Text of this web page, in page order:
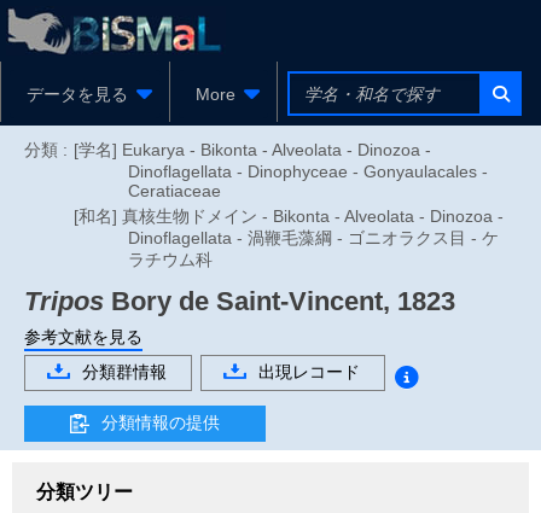
データを見る More
分類 : [学名] Eukarya - Bikonta - Alveolata - Dinozoa -
Dinoflagellata - Dinophyceae - Gonyaulacales -
Ceratiaceae
[和名] 真核生物ドメイン - Bikonta - Alveolata - Dinozoa -
Dinoflagellata - 渦鞭毛藻綱 - ゴニオラクス目 - ケ
ラチウム科
Tripos Bory de Saint-Vincent, 1823
参考文献を見る
分類群情報
出現レコード
分類情報の提供
分類ツリー